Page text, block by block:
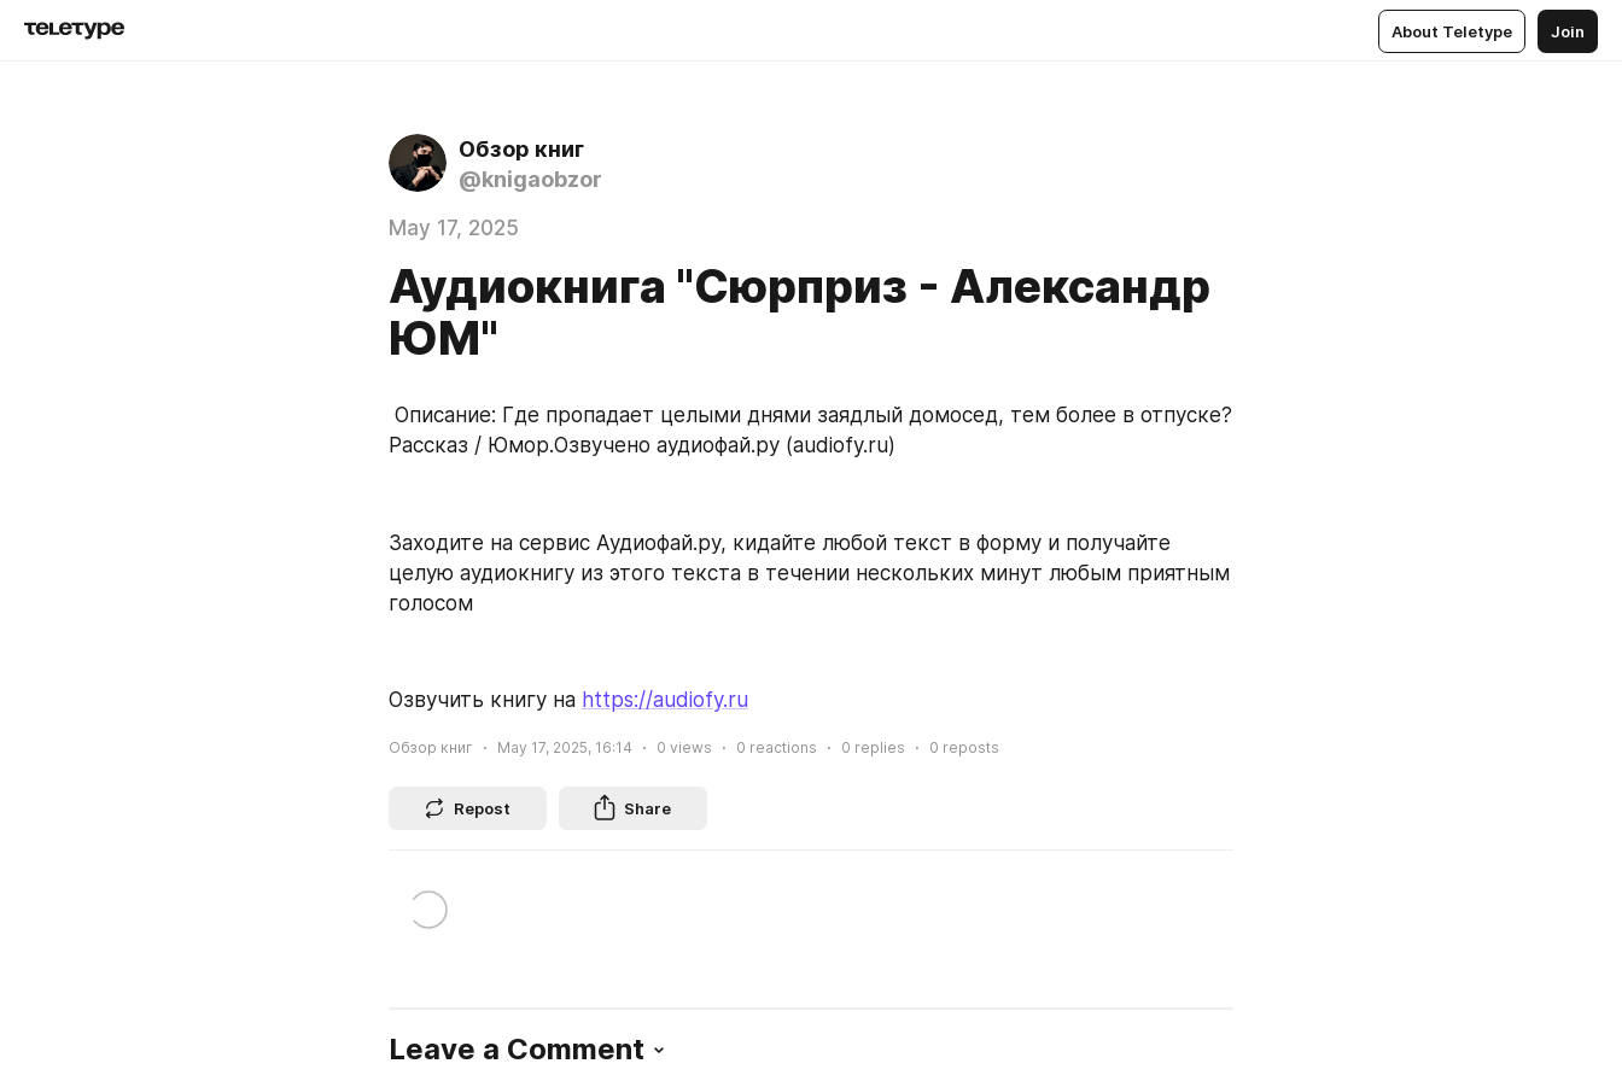
About Teletype Join
Обзор книг
@knigaobzor
May 17, 2025
Аудиокнига "Сюрприз - Александр
ЮМ"
Рассказ / Юмор.Озвучено аудиофай.ру (audiofy.ru)
Заходите на сервис Аудиофай.ру, кидайте любой текст в форму и получайте
целую аудиокнигу из этого текста в течении нескольких минут любым приятным
голосом
Озвучить книгу на https://audiofy.ru
Обзор книг May 17, 2025, 16:14 0 views 0 reactions 0 replies 0 reposts
Repost Share
Leave a Comment